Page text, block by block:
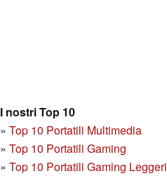
I nostri Top 10
» Top 10 Portatili Multimedia
» Top 10 Portatili Gaming
» Top 10 Portatili Gaming Leggeri